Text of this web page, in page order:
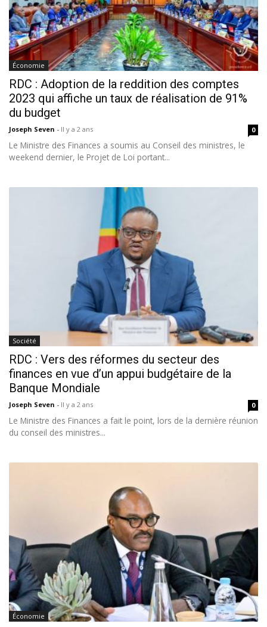
Économie
RDC : Adoption de la reddition des comptes
2023 qui affiche un taux de réalisation de 91%
du budget
Joseph Seven - Il y a 2 ans 0
Le Ministre des Finances a soumis au Conseil des ministres, le
weekend dernier, le Projet de Loi portant...
Société
RDC : Vers des réformes du secteur des
finances en vue d’un appui budgétaire de la
Banque Mondiale
Joseph Seven - Il y a 2 ans 0
Le Ministre des Finances a fait le point, lors de la dernière réunion
du conseil des ministres...
Économie